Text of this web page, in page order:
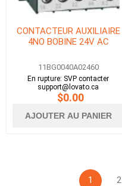
CONTACTEUR AUXILIAIRE
4NO BOBINE 24V AC
11BG0040A02460
En rupture: SVP contacter
support@lovato.ca
$0.00
AJOUTER AU PANIER
1 2